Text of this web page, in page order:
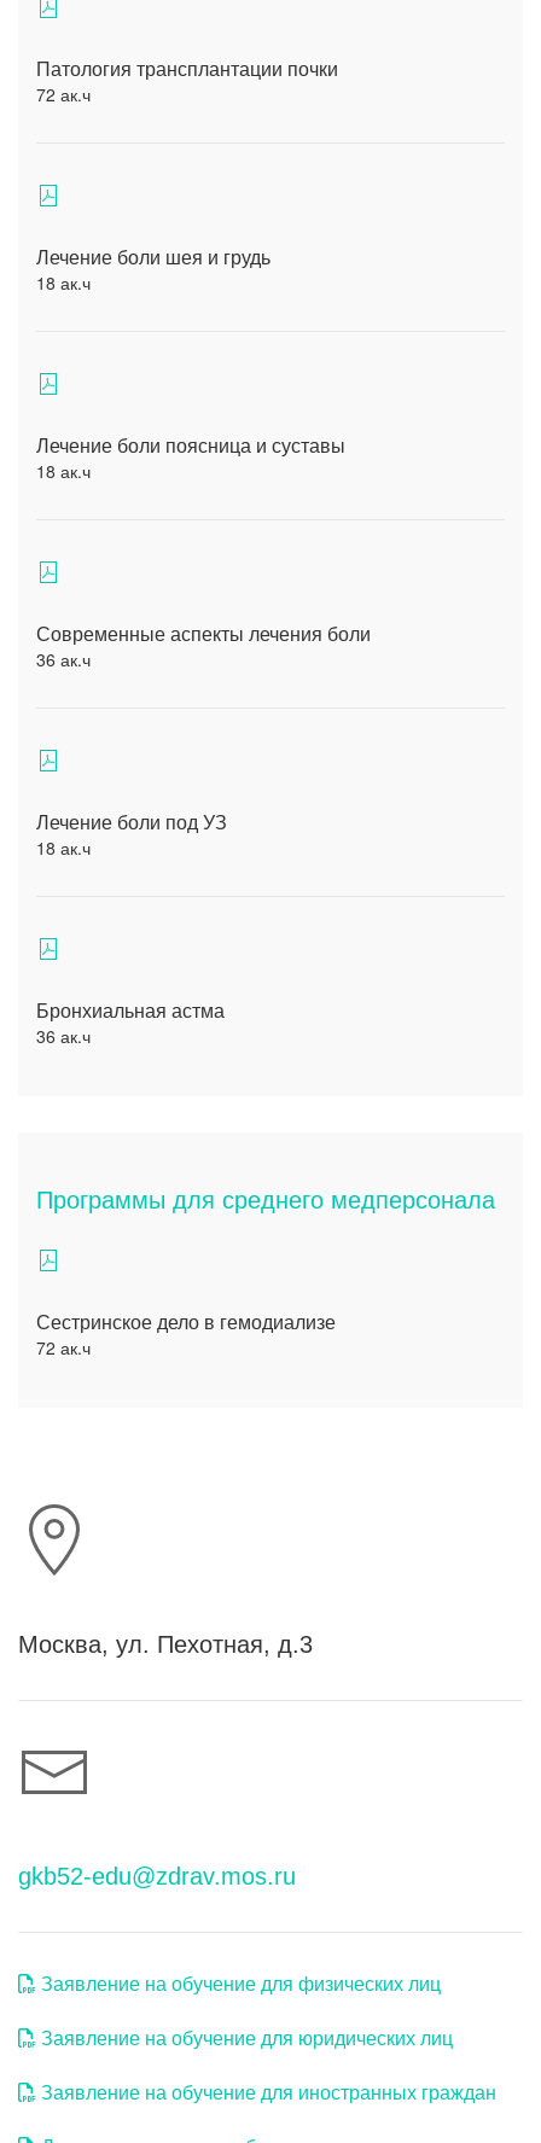
Патология трансплантации почки
72 ак.ч
Лечение боли шея и грудь
18 ак.ч
Лечение боли поясница и суставы
18 ак.ч
Современные аспекты лечения боли
36 ак.ч
Лечение боли под УЗ
18 ак.ч
Бронхиальная астма
36 ак.ч
Программы для среднего медперсонала
Сестринское дело в гемодиализе
72 ак.ч
Москва, ул. Пехотная, д.3
gkb52-edu@zdrav.mos.ru
Заявление на обучение для физических лиц
Заявление на обучение для юридических лиц
Заявление на обучение для иностранных граждан